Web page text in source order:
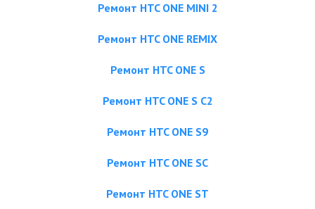
Ремонт HTC ONE MINI 2
Ремонт HTC ONE REMIX
Ремонт HTC ONE S
Ремонт HTC ONE S C2
Ремонт HTC ONE S9
Ремонт HTC ONE SC
Ремонт HTC ONE ST